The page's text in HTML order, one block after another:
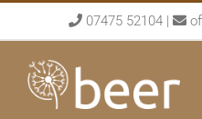
to
content
07475 52104 |